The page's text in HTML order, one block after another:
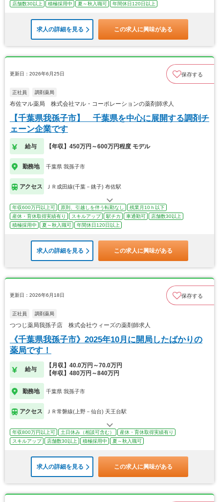
店舗数30以上 積極採用中 夏～秋入職可 年間休日120日以上
求人の詳細を見る この求人に興味がある
更新日：2026年6月25日 保存する
正社員 調剤薬局
布佐マル薬局 株式会社マル・コーポレーションの薬剤師求人
【千葉県我孫子市】 千葉県を中心に展開する調剤チ
ェーン企業です
給与 【年収】450万円～600万円程度 モデル
勤務地 千葉県 我孫子市
アクセス ＪＲ成田線(千葉－銚子) 布佐駅
年収600万円以上可 原則、引越しを伴う転勤なし
残業月10ｈ以下
産休・育休取得実績有り
スキルアップ 駅チカ 車通勤可
店舗数30以上
積極採用中
夏～秋入職可 年間休日120日以上
求人の詳細を見る この求人に興味がある
更新日：2026年6月18日 保存する
正社員 調剤薬局
つつじ薬局我孫子店 株式会社ウィーズの薬剤師求人
《千葉県我孫子市》2025年10月に開局したばかりの
薬局です！
給与
【月収】40.0万円～70.0万円
【年収】480万円～840万円
勤務地 千葉県 我孫子市
アクセス ＪＲ常磐線(上野－仙台) 天王台駅
年収800万円以上可 土日休み（相談可含む）
産休・育休取得実績有り
スキルアップ
店舗数30以上 積極採用中 夏～秋入職可
求人の詳細を見る この求人に興味がある